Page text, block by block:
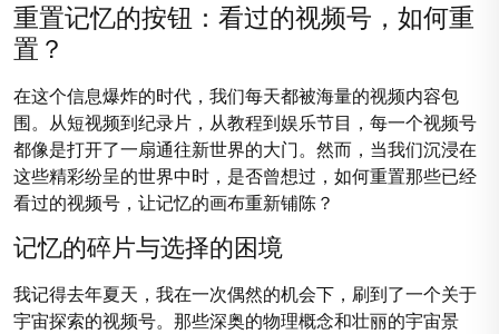
重置记忆的按钮：看过的视频号，如何重
置？
在这个信息爆炸的时代，我们每天都被海量的视频内容包
围。从短视频到纪录片，从教程到娱乐节目，每一个视频号
都像是打开了一扇通往新世界的大门。然而，当我们沉浸在
这些精彩纷呈的世界中时，是否曾想过，如何重置那些已经
看过的视频号，让记忆的画布重新铺陈？
记忆的碎片与选择的困境
我记得去年夏天，我在一次偶然的机会下，刷到了一个关于
宇宙探索的视频号。那些深奥的物理概念和壮丽的宇宙景